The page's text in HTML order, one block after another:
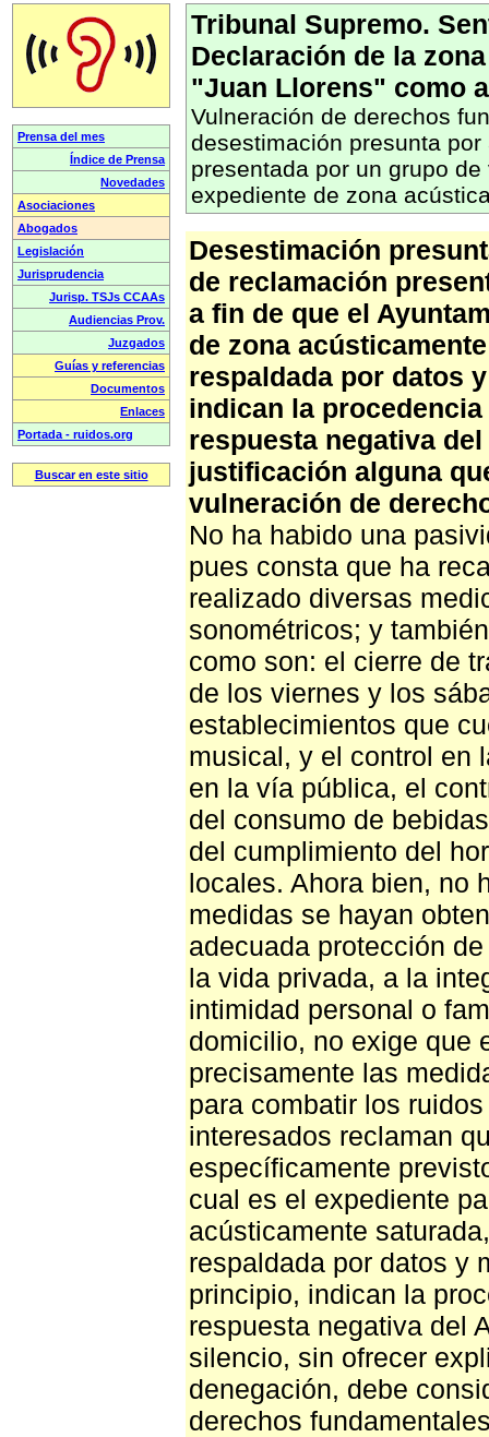
Tribunal Supremo.
Declaración de la
"Juan Llorens" como
Vulneración de derechos
desestimación presunta
presentada por un grupo
expediente de zona
Desestimación
de reclamación
a fin de que el
de zona
respaldada por datos
indican la
respuesta negativa
justificación alguna
vulneración de
No ha habido una
pues consta que ha
realizado diversas
sonométricos; y
como son: el cierre de
de los viernes y los
establecimientos que
musical, y el control en
en la vía pública, el
del consumo de
del cumplimiento del
locales. Ahora bien, no
medidas se hayan
adecuada protección
la vida privada, a la
intimidad personal o
domicilio, no exige que
precisamente las
para combatir los
interesados reclaman
específicamente
cual es el expediente
acústicamente
respaldada por datos y
principio, indican la
respuesta negativa del
silencio, sin ofrecer
denegación, debe
derechos